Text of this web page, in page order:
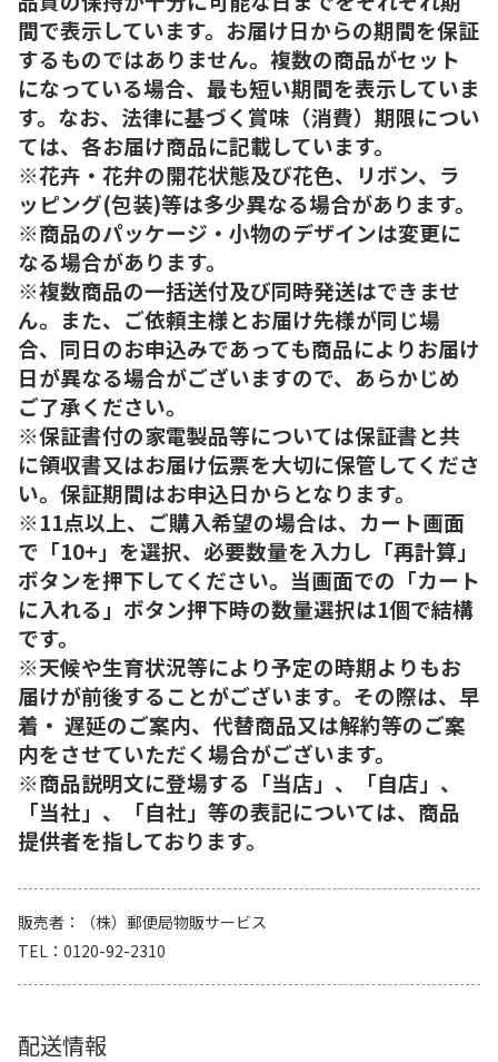
間で表示しています。お届け日からの期間を保証
するものではありません。複数の商品がセット
になっている場合、最も短い期間を表示していま
す。なお、法律に基づく賞味（消費）期限につい
ては、各お届け商品に記載しています。
※花卉・花弁の開花状態及び花色、リボン、ラ
ッピング(包装)等は多少異なる場合があります。
※商品のパッケージ・小物のデザインは変更に
なる場合があります。
※複数商品の一括送付及び同時発送はできませ
ん。また、ご依頼主様とお届け先様が同じ場
合、同日のお申込みであっても商品によりお届け
日が異なる場合がございますので、あらかじめ
ご了承ください。
※保証書付の家電製品等については保証書と共
に領収書又はお届け伝票を大切に保管してくださ
い。保証期間はお申込日からとなります。
※11点以上、ご購入希望の場合は、カート画面
で「10+」を選択、必要数量を入力し「再計算」
ボタンを押下してください。当画面での「カート
に入れる」ボタン押下時の数量選択は1個で結構
です。
※天候や生育状況等により予定の時期よりもお
届けが前後することがございます。その際は、早
着・ 遅延のご案内、代替商品又は解約等のご案
内をさせていただく場合がございます。
※商品説明文に登場する「当店」、「自店」、
「当社」、「自社」等の表記については、商品
提供者を指しております。
販売者
（株）郵便局物販サービス
TEL
0120-92-2310
配送情報